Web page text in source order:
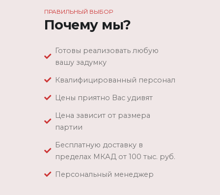
ПРАВИЛЬНЫЙ ВЫБОР
Почему мы?
Готовы реализовать любую
вашу задумку
Квалифицированный персонал
Цены приятно Вас удивят
Цена зависит от размера
партии
Бесплатную доставку в
пределах МКАД от 100 тыс. руб.
Персональный менеджер